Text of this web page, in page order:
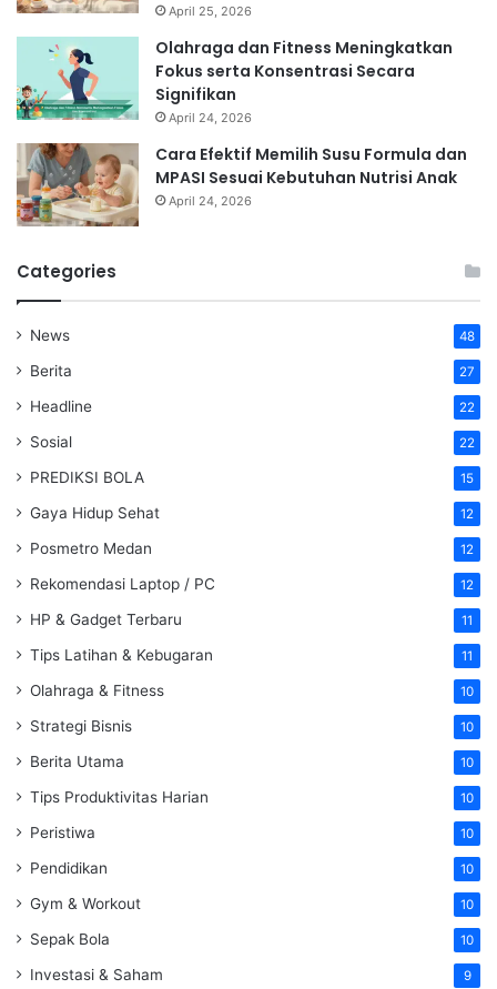
April 25, 2026
Olahraga dan Fitness Meningkatkan
Fokus serta Konsentrasi Secara
Signifikan
April 24, 2026
Cara Efektif Memilih Susu Formula dan
MPASI Sesuai Kebutuhan Nutrisi Anak
April 24, 2026
Categories
News 48
Berita 27
Headline 22
Sosial 22
PREDIKSI BOLA 15
Gaya Hidup Sehat 12
Posmetro Medan 12
Rekomendasi Laptop / PC 12
HP & Gadget Terbaru 11
Tips Latihan & Kebugaran 11
Olahraga & Fitness 10
Strategi Bisnis 10
Berita Utama 10
Tips Produktivitas Harian 10
Peristiwa 10
Pendidikan 10
Gym & Workout 10
Sepak Bola 10
Investasi & Saham 9